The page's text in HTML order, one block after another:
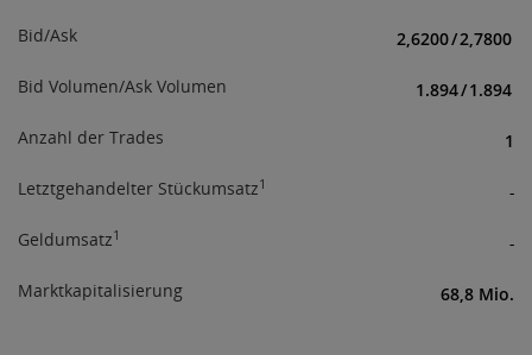
Bid/Ask 2,6200/2,7800
Bid Volumen/Ask Volumen 1.894/1.894
Anzahl der Trades 1
Letztgehandelter Stückumsatz1 -
Geldumsatz1 -
Marktkapitalisierung 68,8 Mio.